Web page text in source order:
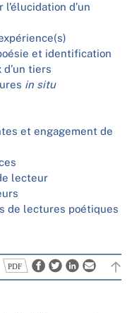
d’un
et identification
tiers
in situ
et engagement de
lecteur
de lectures poétiques